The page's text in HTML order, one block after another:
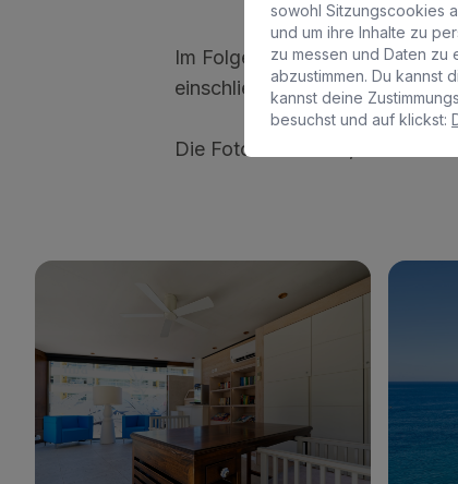
Im Folgenden findest du eine
einschließlich ihrer Zimmer,
Die Fotos helfen dir, dir ein
sowohl Sitzungscookies
und um ihre Inhalte zu
zu messen und Daten zu
abzustimmen. Du kannst
kannst deine
besuchst und auf klickst: